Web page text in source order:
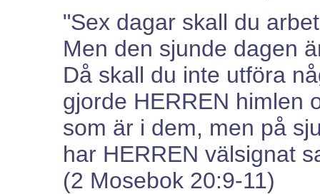
"Sex dagar skall du
Men den sjunde dagen
Då skall du inte utföra
gjorde HERREN himlen
som är i dem, men på
har HERREN välsignat
(2 Mosebok 20:9-11)